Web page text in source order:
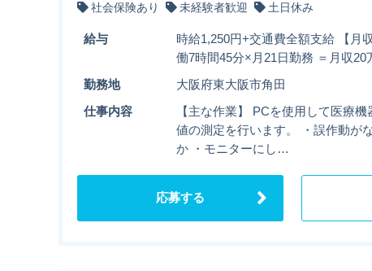
社会保険あり
未経験者歓迎 土日休み
給与
時給1,250円+交通費全額支給 【月
働7時間45分×月21日勤務 ＝月収20
勤務地 大阪府東大阪市角田
仕事内容
【主な作業】 PCを使用して医療
値の測定を行います。 ・誤作動が
か ・モニターにし…
応募する